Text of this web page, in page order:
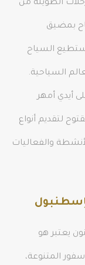
تعتبر الرحلات الطويلة من
بمضيق
السياح
السياحية.
أيدي أمهر
لتقديم أنواع
والفعاليات
يعتبر هو
المتنوعة،